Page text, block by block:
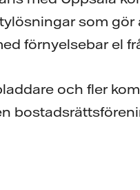
som gör
förnyelsebar el
och fler